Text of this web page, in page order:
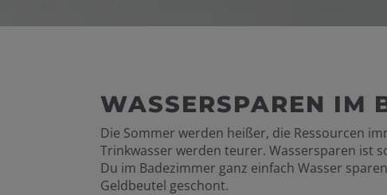
WASSERSPAREN IM
Die Sommer werden heißer, die Ressourcen
Trinkwasser werden teurer. Wassersparen ist
Du im Badezimmer ganz einfach Wasser
Geldbeutel geschont.